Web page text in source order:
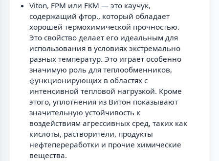
Viton, FPM или FKM — это каучук,
содержащий фтор., который обладает
хорошей термохимической прочностью.
Это свойство делает его идеальным для
использования в условиях экстремально
разных температур. Это играет особенно
значимую роль для теплообменников,
функционирующих в областях с
интенсивной тепловой нагрузкой. Кроме
этого, уплотнения из Витон показывают
значительную устойчивость к
воздействиям агрессивных сред, таких как
кислоты, растворители, продукты
нефтепереработки и прочие химические
вещества.